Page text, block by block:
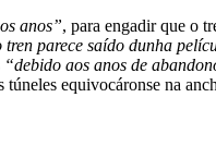
anos”, para engadir que o
tren parece saído dunha
“debido aos anos de
equivocáronse na